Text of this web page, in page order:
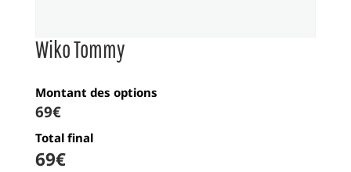
Wiko Tommy
Montant des options
69€
Total final
69€